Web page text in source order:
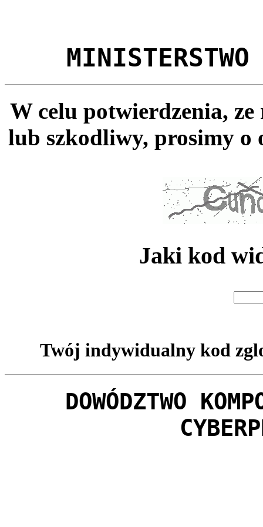
MINISTERSTWO
W celu potwierdzenia,
lub szkodliwy, prosimy o
Jaki kod
Twój indywidualny kod
DOWÓDZTWO